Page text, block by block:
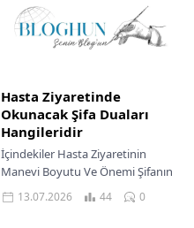
Hasta Ziyaretinde
Okunacak Şifa Duaları
Hangileridir
İçindekiler Hasta Ziyaretinin
Manevi Boyutu Ve Önemi Şifanın
Kaynağı Ve Duayla İsteme Adabı
Peygamber Efendimizin Şifa Duası
13.07.2026 44 0